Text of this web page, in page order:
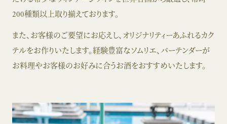
200種類以上取り揃えております。
また、お客様のご要望にお応えし、オリジナリティーあふれるカク
テルをお作りいたします。経験豊富なソムリエ、バーテンダーが
お料理やお客様のお好みに合うお酒をおすすめいたします。